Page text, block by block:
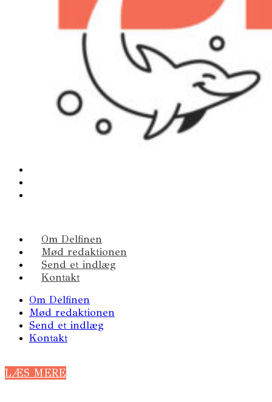
Om Delfinen
Mød redaktionen
Send et indlæg
Kontakt
Om Delfinen
Mød redaktionen
Send et indlæg
Kontakt
LÆS MERE